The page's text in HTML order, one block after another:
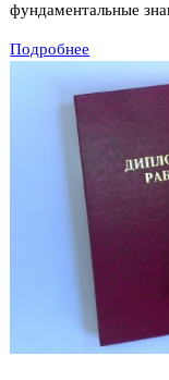
фундаментальные
Подробнее